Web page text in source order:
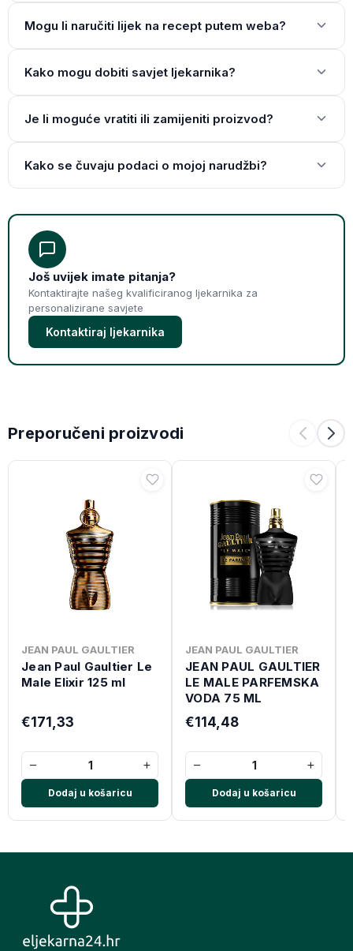
Mogu li naručiti lijek na recept putem weba?
Kako mogu dobiti savjet ljekarnika?
Je li moguće vratiti ili zamijeniti proizvod?
Kako se čuvaju podaci o mojoj narudžbi?
Još uvijek imate pitanja?
Kontaktirajte našeg kvalificiranog ljekarnika za
personalizirane savjete
Kontaktiraj ljekarnika
Preporučeni proizvodi
JEAN PAUL GAULTIER
Jean Paul Gaultier Le
Male Elixir 125 ml
€171,33
− +
Dodaj u košaricu
JEAN PAUL GAULTIER
JEAN PAUL GAULTIER
LE MALE PARFEMSKA
VODA 75 ML
€114,48
− +
Dodaj u košaricu